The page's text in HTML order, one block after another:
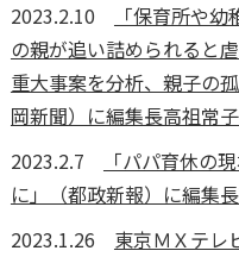
2023.2.10
「保育所や
の親が追い詰められると
重大事案を分析、親子の
岡新聞）に編集長高祖常
2023.2.7
「パパ育休の
に」（都政新報）に編集
2023.1.26 東京ＭＸテレ